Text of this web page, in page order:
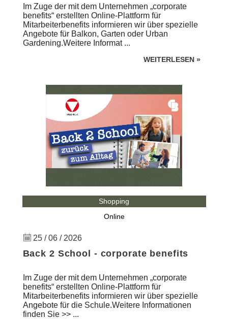
Im Zuge der mit dem Unternehmen „corporate
benefits“ erstellten Online-Plattform für
Mitarbeiterbenefits informieren wir über spezielle
Angebote für Balkon, Garten oder Urban
Gardening.Weitere Informat ...
WEITERLESEN »
Shopping
Online
25 / 06 / 2026
Back 2 School - corporate benefits
Im Zuge der mit dem Unternehmen „corporate
benefits“ erstellten Online-Plattform für
Mitarbeiterbenefits informieren wir über spezielle
Angebote für die Schule.Weitere Informationen
finden Sie >> ...